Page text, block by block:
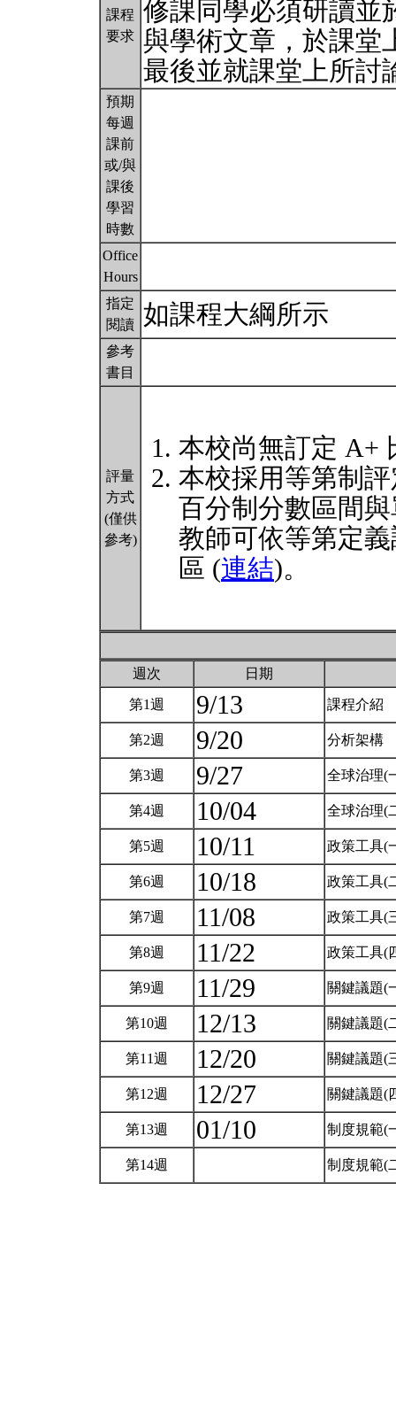
課程
要求
修課同學必須研讀並
與學術文章，於課堂
最後並就課堂上所討
預期
每週
課前
或/與
課後
學習
時數
Office
Hours
指定
閱讀 如課程大綱所示
參考
書目
評量
方式
(僅供
參考)
本校尚無訂定 A+
本校採用等第制
百分制分數區間
教師可依等第定
區 (連結)。
週次 日期
第1週 9/13 課程介紹
第2週 9/20 分析架構
第3週 9/27 全球治理(
第4週 10/04 全球治理(
第5週 10/11 政策工具(
第6週 10/18 政策工具(
第7週 11/08 政策工具(
第8週 11/22 政策工具(
第9週 11/29 關鍵議題(
第10週 12/13 關鍵議題(
第11週 12/20 關鍵議題(
第12週 12/27 關鍵議題(
第13週 01/10 制度規範(
第14週 制度規範(